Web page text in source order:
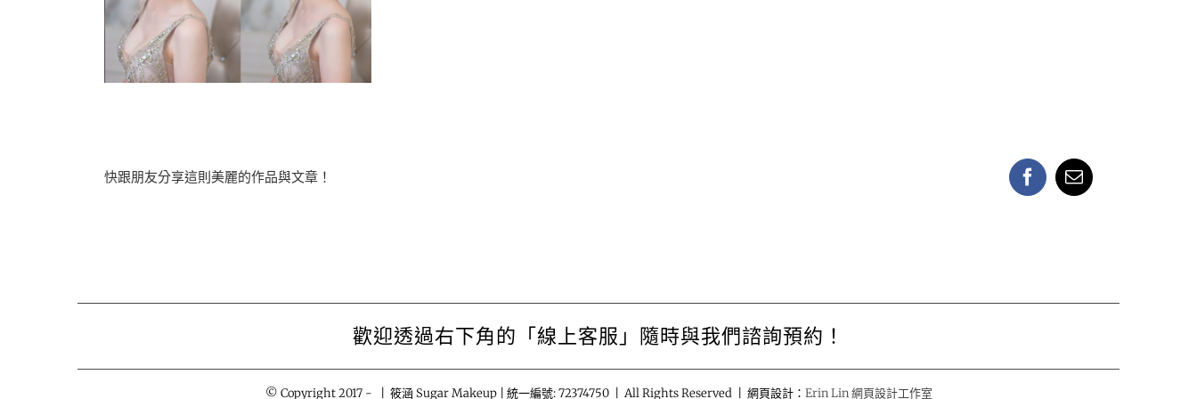
快跟朋友分享這則美麗的作品與文章！ FacebookEmail:
歡迎透過右下角的「線上客服」隨時與我們諮詢預約！
© Copyright 2017 - | 筱涵 Sugar Makeup | 統一編號: 72374750 | All Rights Reserved | 網頁設計： Erin Lin 網頁設計工作室